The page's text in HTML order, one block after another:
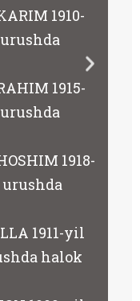
1910-
1915-
1918-
1911-yil
halok